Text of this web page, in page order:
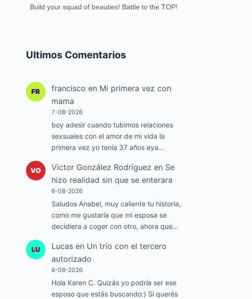
Build your squad of beauties! Battle to the TOP!
Ultimos Comentarios
francisco en Mi primera vez con
mama
7-08-2026
boy adesir cuando tubimos relaciones
sexsuales con el amor de mi vida la
primera vez yo tenía 37 años eya…
Victor González Rodríguez en Se
hizo realidad sin que se enterara
6-08-2026
Saludos Anabel, muy caliente tu historia,
como me gustaría que mi esposa se
decidiera a coger con otro, ahora que…
Lucas en Un trío con el tercero
autorizado
6-08-2026
Hola Karen C. Quizás yo podría ser ese
esposo que estás buscando:) Si querés